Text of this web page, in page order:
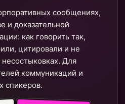
сообщениях,
и доказательной
как говорить так,
цитировали и не
Для
коммуникаций и
спикеров.